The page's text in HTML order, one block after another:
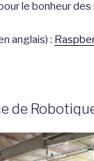
le bonheur
anglais) :
de